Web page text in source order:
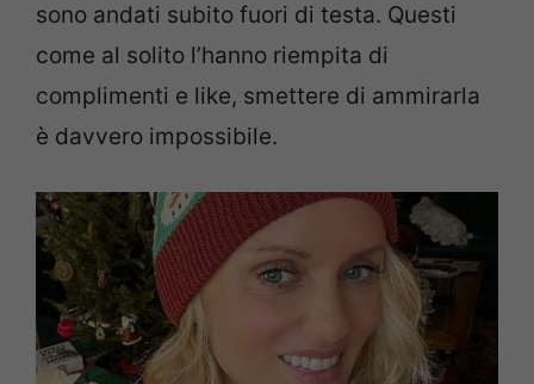
sono andati subito fuori di testa. Questi
come al solito l’hanno riempita di
complimenti e like, smettere di ammirarla
è davvero impossibile.